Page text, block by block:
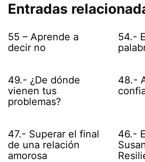
Entradas
55 – Aprende a
decir no
54.-
49.- ¿De dónde
vienen tus
problemas?
48.-
47.- Superar el final
de una relación
amorosa
46.-